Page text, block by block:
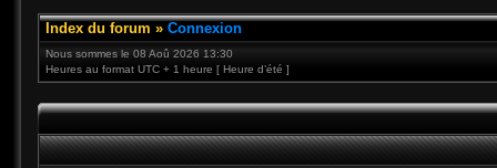
Index du forum » Connexion
Nous sommes le 08 Aoû 2026 13:30
Heures au format UTC + 1 heure [ Heure d’été ]